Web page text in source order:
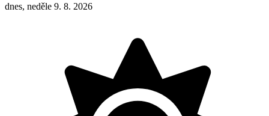
dnes, neděle 9. 8. 2026